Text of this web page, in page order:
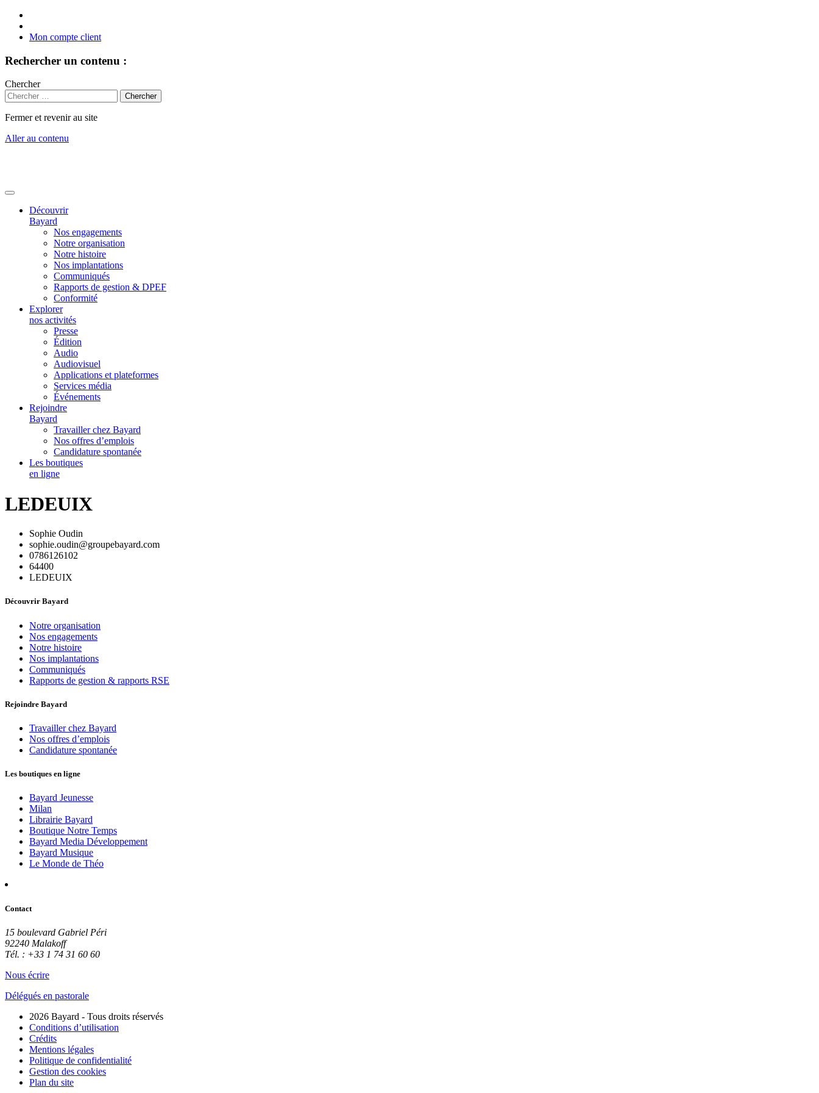
Mon compte client
Rechercher un contenu :
Chercher
Fermer et revenir au site
Aller au contenu
Découvrir
Bayard
Nos engagements
Notre organisation
Notre histoire
Nos implantations
Communiqués
Rapports de gestion & DPEF
Conformité
Explorer
nos activités
Presse
Édition
Audio
Audiovisuel
Applications et plateformes
Services média
Événements
Rejoindre
Bayard
Travailler chez Bayard
Nos offres d’emplois
Candidature spontanée
Les boutiques
en ligne
LEDEUIX
Sophie Oudin
sophie.oudin@groupebayard.com
0786126102
64400
LEDEUIX
Découvrir Bayard
Notre organisation
Nos engagements
Notre histoire
Nos implantations
Communiqués
Rapports de gestion & rapports RSE
Rejoindre Bayard
Travailler chez Bayard
Nos offres d’emplois
Candidature spontanée
Les boutiques en ligne
Bayard Jeunesse
Milan
Librairie Bayard
Boutique Notre Temps
Bayard Media Développement
Bayard Musique
Le Monde de Théo
Contact
15 boulevard Gabriel Péri
92240 Malakoff
Tél. : +33 1 74 31 60 60
Nous écrire
Délégués en pastorale
2026 Bayard - Tous droits réservés
Conditions d’utilisation
Crédits
Mentions légales
Politique de confidentialité
Gestion des cookies
Plan du site